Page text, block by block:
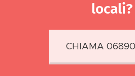
locali?
CHIAMA